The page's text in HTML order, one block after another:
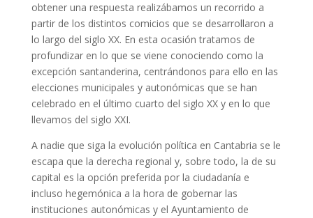
obtener una respuesta realizábamos un recorrido a
partir de los distintos comicios que se desarrollaron a
lo largo del siglo XX. En esta ocasión tratamos de
profundizar en lo que se viene conociendo como la
excepción santanderina, centrándonos para ello en las
elecciones municipales y autonómicas que se han
celebrado en el último cuarto del siglo XX y en lo que
llevamos del siglo XXI.
A nadie que siga la evolución política en Cantabria se le
escapa que la derecha regional y, sobre todo, la de su
capital es la opción preferida por la ciudadanía e
incluso hegemónica a la hora de gobernar las
instituciones autonómicas y el Ayuntamiento de